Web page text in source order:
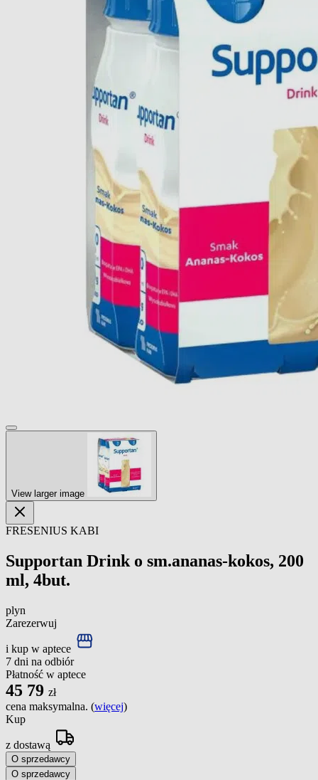
View larger image
FRESENIUS KABI
Supportan Drink o sm.ananas-kokos, 200
ml, 4but.
plyn
Zarezerwuj
i kup w aptece
7 dni na odbiór
Płatność w aptece
45 79 zł
cena maksymalna. (więcej)
Kup
z dostawą
O sprzedawcy
O sprzedawcy